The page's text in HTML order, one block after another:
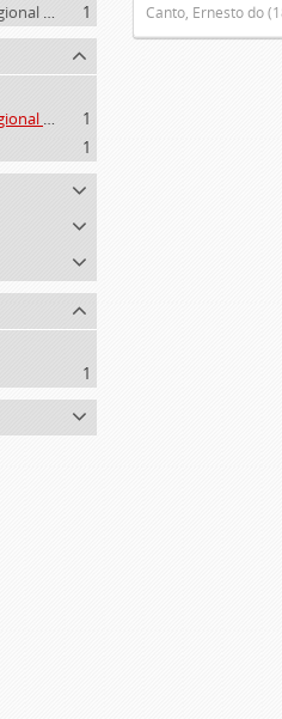
Biblioteca Pública e Arquivo Regional de Ponta Delgada
1
Biblioteca Pública e Arquivo Regional de Ponta Delgada (1841- )
1
1
1
Canto, Ernesto do